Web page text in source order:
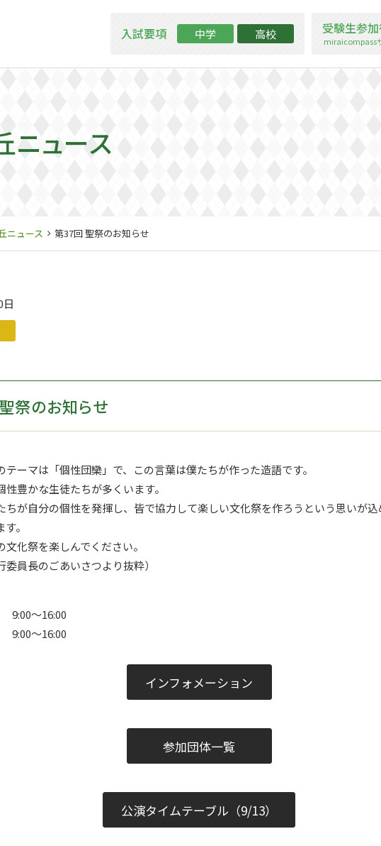
入試要項 中学 高校 受験生参
miraicompass
ニュース
ニュース 第37回 聖祭のお知らせ
日
祭のお知らせ
テーマは「個性団欒」で、この言葉は僕たちが作った造語です。
性豊かな生徒たちが多くいます。
ちが自分の個性を発揮し、皆で協力して楽しい文化祭を作ろうという思いが
。
文化祭を楽しんでください。
委員長のごあいさつより抜粋）
9:00～16:00
9:00～16:00
インフォメーション
参加団体一覧
公演タイムテーブル（9/13）